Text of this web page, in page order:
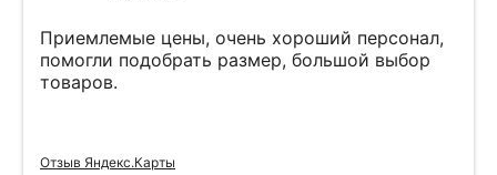
Приемлемые цены, очень хороший персонал,
помогли подобрать размер, большой выбор
товаров.
Отзыв Яндекс.Карты